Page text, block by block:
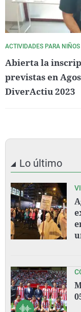
ACTIVIDADES PARA NIÑOS
Abierta la
previstas en
DiverActiu 2023
Lo último